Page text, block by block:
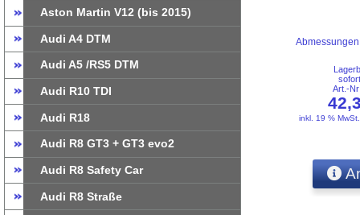
Aston Martin V12 (bis 2015)
Audi A4 DTM
Audi A5 /RS5 DTM
Audi R10 TDI
Audi R18
Audi R8 GT3 + GT3 evo2
Audi R8 Safety Car
Audi R8 Straße
Art.-
inkl. 19 %